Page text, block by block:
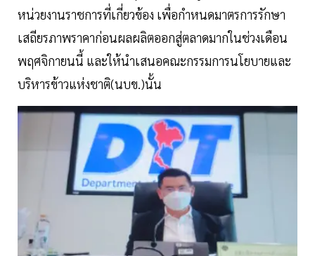
หน่วยงานราชการที่เกี่ยวข้อง เพื่อกำหนดมาตรการรักษา
เสถียรภาพราคาก่อนผลผลิตออกสู่ตลาดมากในช่วงเดือน
พฤศจิกายนนี้ และให้นำเสนอคณะกรรมการนโยบายและ
บริหารข้าวแห่งชาติ(นบข.)นั้น